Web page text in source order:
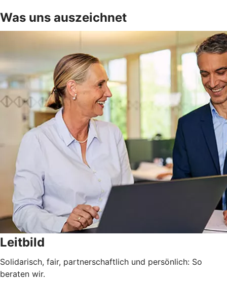
Was uns auszeichnet
Leitbild
Solidarisch, fair, partnerschaftlich und persönlich: So
beraten wir.